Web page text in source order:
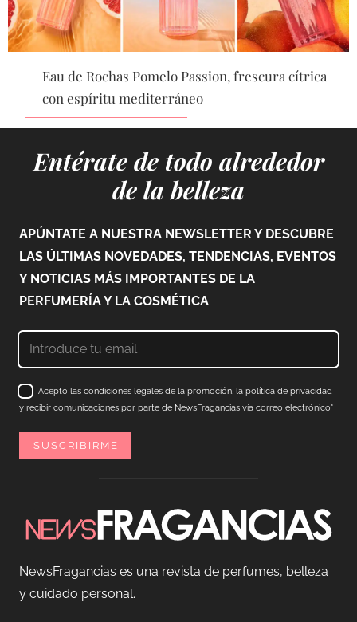
Eau de Rochas Pomelo Passion, frescura cítrica
con espíritu mediterráneo
Entérate de todo alrededor
de la belleza
APÚNTATE A NUESTRA NEWSLETTER Y DESCUBRE
LAS ÚLTIMAS NOVEDADES, TENDENCIAS, EVENTOS
Y NOTICIAS MÁS IMPORTANTES DE LA
PERFUMERÍA Y LA COSMÉTICA
Acepto las condiciones legales de la promoción, la política de privacidad
y recibir comunicaciones por parte de NewsFragancias vía correo electrónico*
NewsFragancias es una revista de perfumes, belleza
y cuidado personal.